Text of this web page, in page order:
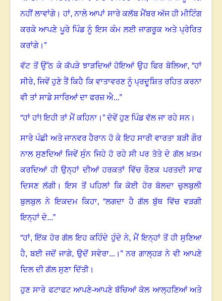
ਨਹੀਂ ਲਾਵਾਂਗੇ।ਹਾਂ, ਨਾਲੇ ਆਪਾਂ ਸਾਰੇ ਕਲੱਬ ਮੈਂਬਰ ਅੱਜ ਹੀ ਮੀਟਿੰਗ
ਕਰਕੇ ਆਪਣੇ ਪੂਰੇ ਪਿੰਡ ਨੂੰ ਇਸ ਕੰਮ ਲਈ ਜਾਗਰੂਕ ਅਤੇ ਪ੍ਰੇਰਿਤ
ਕਰਾਂਗੇ।”
ਵੱਟ ਤੋਂ ਉੱਠ ਕੇ ਕੱਪੜੇ ਝਾੜਦਿਆਂ ਹੋਇਆਂ ਉਹ ਫਿਰ ਬੋਲਿਆ, “ਹਾਂ
ਸੀਰੇ, ਜਿਵੇਂ ਹੁਣੇ ਤੈਂ ਕਿਹੈ ਕਿ ਵਾਤਾਵਰਣ ਨੂੰ ਪ੍ਰਦੂਸ਼ਿਤ ਰਹਿਤ ਕਰਨਾ
ਵੀ ਤਾਂ ਸਾਡੇ ਸਾਰਿਆਂ ਦਾ ਫਰਜ਼ ਐ...”
“ਹਾਂ ਹਾਂ! ਇਹੀ ਤਾਂ ਮੈਂ ਕਹਿਨਾ ।”ਦੋਵੇਂ ਹੁਣ ਪਿੰਡ ਵੱਲ ਜਾ ਰਹੇ ਸਨ।
ਸਾਰੇ ਪੰਛੀ ਅਤੇ ਜਾਨਵਰ ਹੈਰਾਨ ਹੋ ਕੇ ਇਹ ਸਾਰੀ ਵਾਰਤਾ ਬੜੀ ਗੌਰ
ਨਾਲ ਸੁਣਦਿਆਂ ਜਿਵੇਂ ਸੁੰਨ ਜਿਹੇ ਹੋ ਰਹੇ ਸੀ ਪਰ ਤੋਤੇ ਦੇ ਗੱਲ ਖ਼ਤਮ
ਕਰਦਿਆਂ ਹੀ ਉਨ੍ਹਾਂ ਦੀਆਂ ਹਰਕਤਾਂ ਵਿੱਚ ਰੌਣਕ ਪਰਤਦੀ ਸਾਫ
ਦਿਸਣ ਲੱਗੀ।ਇਸ ਤੋਂ ਪਹਿਲਾਂ ਕਿ ਕੋਈ ਹੋਰ ਬੋਲਦਾ ਚੁਲਬੁਲੀ
ਬੁਲਬੁਲ ਨੇ ਇਕਦਮ ਕਿਹਾ, “ਲਗਦਾ ਹੈ ਗੱਲ ਬੁੱਥ ਵਿੱਚ ਵੜਗੀ
ਇਨ੍ਹਾਂ ਦੇ...”
“ਹਾਂ,ਇੱਕ ਹੋਰ ਗੱਲ ਇਹ ਕਹਿੰਦੇ ਹੁੰਦੇ ਨੇ, ਮੈਂ ਇਨ੍ਹਾਂ ਤੋਂ ਹੀ ਸੁਣਿਆ
ਹੈ, ਬਈ ਜਦੋਂ ਜਾਗੇ, ਉਦੋਂ ਸਵੇਰਾ... ।”ਨਰ ਗਾਲ੍ਹੜ ਨੇ ਵੀ ਆਪਣੇ
ਦਿਲ ਦੀ ਗੱਲ ਸੁਣਾ ਦਿੱਤੀ।
ਹੁਣ ਸਾਰੇ ਫਟਾਫਟ ਆਪਣੇ-ਆਪਣੇ ਬੱਚਿਆਂ ਕੋਲ ਆਲ੍ਹਣਿਆਂ ਅਤੇ